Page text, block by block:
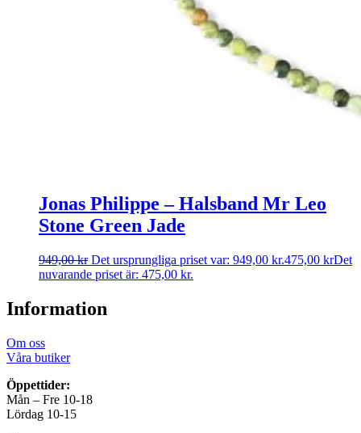
Jonas Philippe – Halsband Mr Leo
Stone Green Jade
949,00kr Det ursprungliga priset var: 949,00 kr.475,00 krDet
nuvarande priset är: 475,00 kr.
Information
Om oss
Våra butiker
Öppettider:
Mån – Fre 10-18
Lördag 10-15